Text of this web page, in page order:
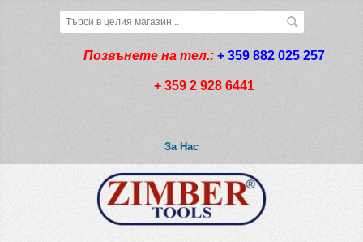
Позвънете на тел.: + 359 882 025 257
+ 359 2 928 6441
За Нас